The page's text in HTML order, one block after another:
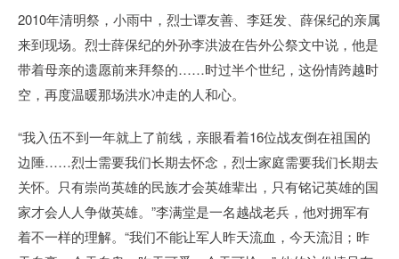
2010年清明祭，小雨中，烈士谭友善、李廷发、薛保纪的亲属
来到现场。烈士薛保纪的外孙李洪波在告外公祭文中说，他是
带着母亲的遗愿前来拜祭的……时过半个世纪，这份情跨越时
空，再度温暖那场洪水冲走的人和心。
“我入伍不到一年就上了前线，亲眼看着16位战友倒在祖国的
边陲……烈士需要我们长期去怀念，烈士家庭需要我们长期去
关怀。只有崇尚英雄的民族才会英雄辈出，只有铭记英雄的国
家才会人人争做英雄。”李满堂是一名越战老兵，他对拥军有
着不一样的理解。“我们不能让军人昨天流血，今天流泪；昨